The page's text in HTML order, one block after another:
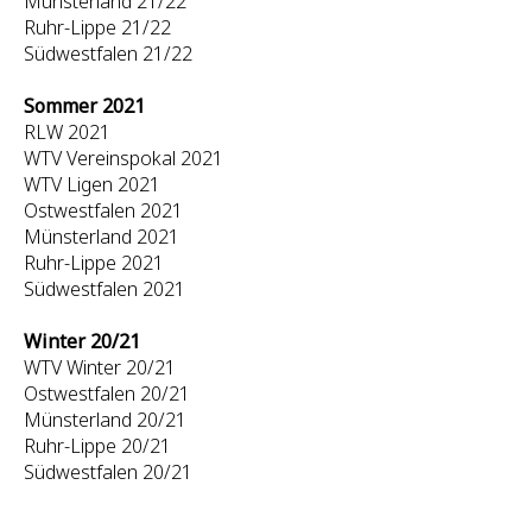
Ruhr-Lippe 21/22
Südwestfalen 21/22
Sommer 2021
RLW 2021
WTV Vereinspokal 2021
WTV Ligen 2021
Ostwestfalen 2021
Münsterland 2021
Ruhr-Lippe 2021
Südwestfalen 2021
Winter 20/21
WTV Winter 20/21
Ostwestfalen 20/21
Münsterland 20/21
Ruhr-Lippe 20/21
Südwestfalen 20/21